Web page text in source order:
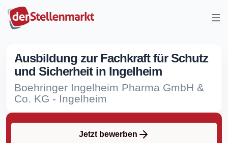
Ausbildung zur Fachkraft für Schutz
und Sicherheit in Ingelheim
Boehringer Ingelheim Pharma GmbH &
Co. KG - Ingelheim
Jetzt bewerben